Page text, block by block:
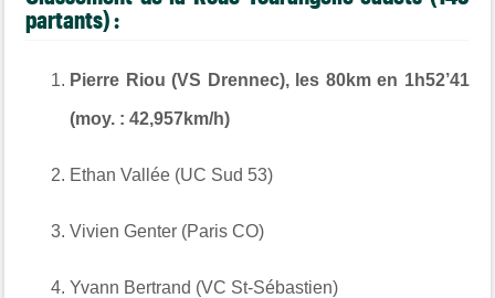
partants) :
Pierre Riou (VS Drennec), les 80km en 1h52’41
(moy. : 42,957km/h)
Ethan Vallée (UC Sud 53)
Vivien Genter (Paris CO)
Yvann Bertrand (VC St-Sébastien)